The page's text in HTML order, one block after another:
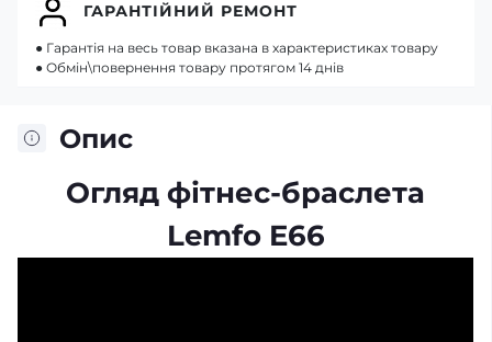
Опис
Огляд фітнес-браслета
Lemfo E66
ГАРАНТІЙНИЙ РЕМОНТ
● Гарантія на весь товар вказана в характеристиках товару
● Обмін\повернення товару протягом 14 днів